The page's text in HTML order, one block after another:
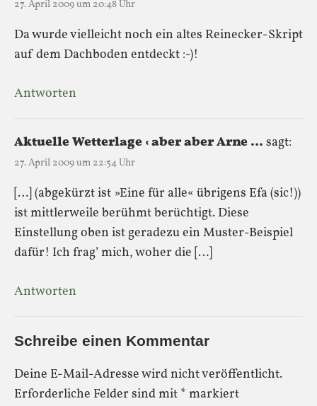
27. April 2009 um 20:48 Uhr
Da wurde vielleicht noch ein altes Reinecker-Skript
auf dem Dachboden entdeckt :-)!
Antworten
Aktuelle Wetterlage ‹ aber aber Arne … sagt:
27. April 2009 um 22:54 Uhr
[…] (abgekürzt ist »Eine für alle« übrigens Efa (sic!))
ist mittlerweile berühmt berüchtigt. Diese
Einstellung oben ist geradezu ein Muster-Beispiel
dafür! Ich frag’ mich, woher die […]
Antworten
Schreibe einen Kommentar
Deine E-Mail-Adresse wird nicht veröffentlicht.
Erforderliche Felder sind mit * markiert